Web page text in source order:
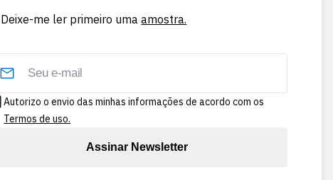
Deixe-me ler primeiro umaamostra.
Autorizo o envio das minhas informações de acordo com os
Termos de uso.
Assinar Newsletter